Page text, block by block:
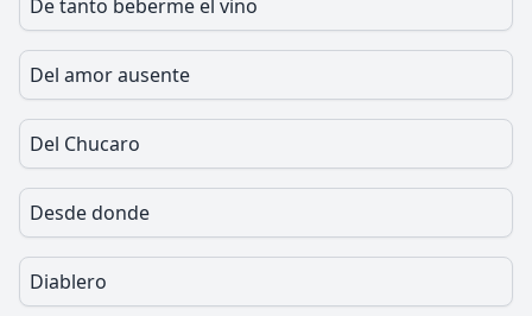
De tanto beberme el vino
Del amor ausente
Del Chucaro
Desde donde
Diablero